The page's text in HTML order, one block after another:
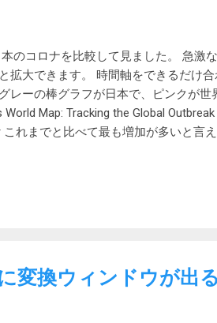
のコロナを比較して見ました。 急激
拡大できます。 時間軸をできるだけ
レーの棒グラフが日本で、ピンクが
Map: Tracking the Global
れまでと比べて最も増加が多いと言
日本のコロナは海外由来なのでは？
のサイト より 石川がなぜ、と思った
がある程度いると人口当たりでは上位
変換ウィンドウが出る